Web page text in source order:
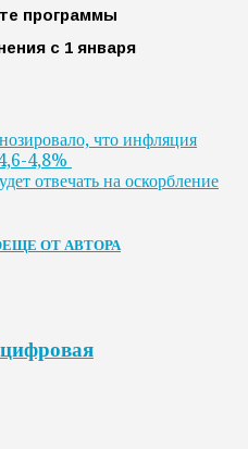
программы
с 1 января
что инфляция
4,8%
отвечать на оскорбление
ЕЩЕ ОТ АВТОРА